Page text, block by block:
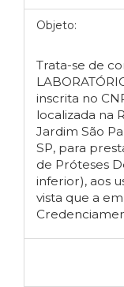
Objeto:
Trata-se de
inscrita no
localizada na
Jardim São
SP, para
de Próteses
inferior), aos
vista que a